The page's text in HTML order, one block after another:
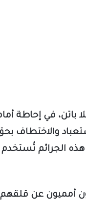
باتن، في إحاطة
والاختطاف
الجرائم
عن قلقهم